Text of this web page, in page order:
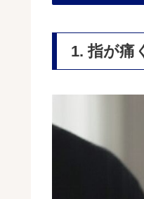
1. 指が痛